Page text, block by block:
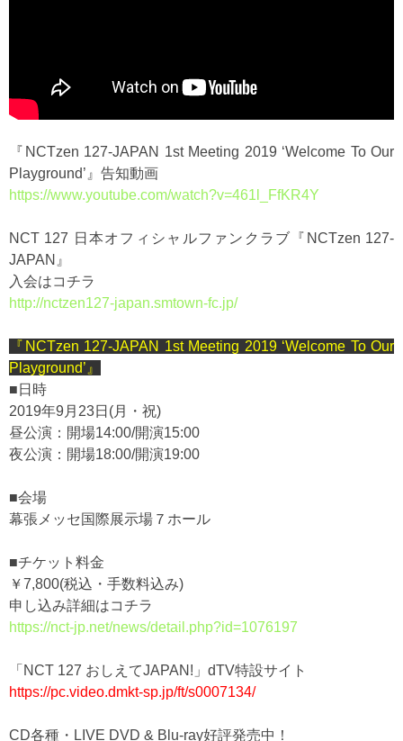
『NCTzen 127-JAPAN 1st Meeting 2019 ‘Welcome To Our
Playground’』告知動画
https://www.youtube.com/watch?v=461l_FfKR4Y
NCT 127 日本オフィシャルファンクラブ『NCTzen 127-
JAPAN』
入会はコチラ
http://nctzen127-japan.smtown-fc.jp/
『NCTzen 127-JAPAN 1st Meeting 2019 ‘Welcome To Our
Playground’』
■日時
2019年9月23日(月・祝)
昼公演：開場14:00/開演15:00
夜公演：開場18:00/開演19:00
■会場
幕張メッセ国際展示場７ホール
■チケット料金
￥7,800(税込・手数料込み)
申し込み詳細はコチラ
https://nct-jp.net/news/detail.php?id=1076197
「NCT 127 おしえてJAPAN!」dTV特設サイト
https://pc.video.dmkt-sp.jp/ft/s0007134/
CD各種・LIVE DVD & Blu-ray好評発売中！